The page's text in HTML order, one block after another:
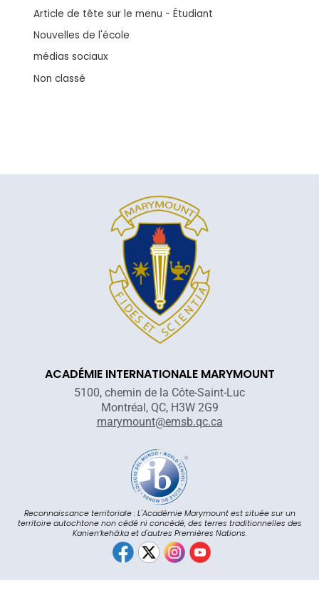
Article de tête sur le menu - Étudiant
Nouvelles de l'école
médias sociaux
Non classé
ACADÉMIE INTERNATIONALE MARYMOUNT
5100, chemin de la Côte-Saint-Luc
Montréal, QC, H3W 2G9
marymount@emsb.qc.ca
Reconnaissance territoriale : L'Académie Marymount est située sur un
territoire autochtone non cédé ni concédé, des terres traditionnelles des
Kanienʼkehá:ka et d'autres Premières Nations.